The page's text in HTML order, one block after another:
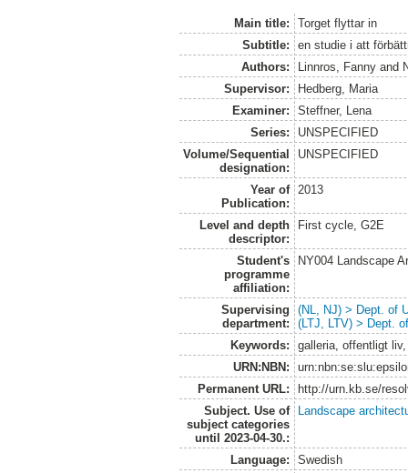
Main title:
Torget flyttar in
Subtitle:
en studie i att
Authors:
Linnros, Fanny and
Supervisor:
Hedberg, Maria
Examiner:
Steffner, Lena
Series:
UNSPECIFIED
Volume/Sequential
designation:
UNSPECIFIED
Year of
Publication:
2013
Level and depth
descriptor:
First cycle, G2E
Student's
programme
affiliation:
NY004 Landscape
Supervising
department:
(NL, NJ) > Dept. of
(LTJ, LTV) > Dept.
Keywords:
galleria, offentligt
URN:NBN:
Permanent URL:
http://urn.kb.se/
Subject. Use of
subject categories
until 2023-04-30.:
Landscape
Language:
Swedish